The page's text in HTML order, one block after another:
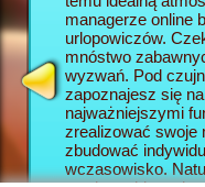
managerze online
urlopowiczów.
mnóstwo
wyzwań. Pod
zapoznajesz się
najważniejszymi
zrealizować swoje
zbudować
wczasowisko.